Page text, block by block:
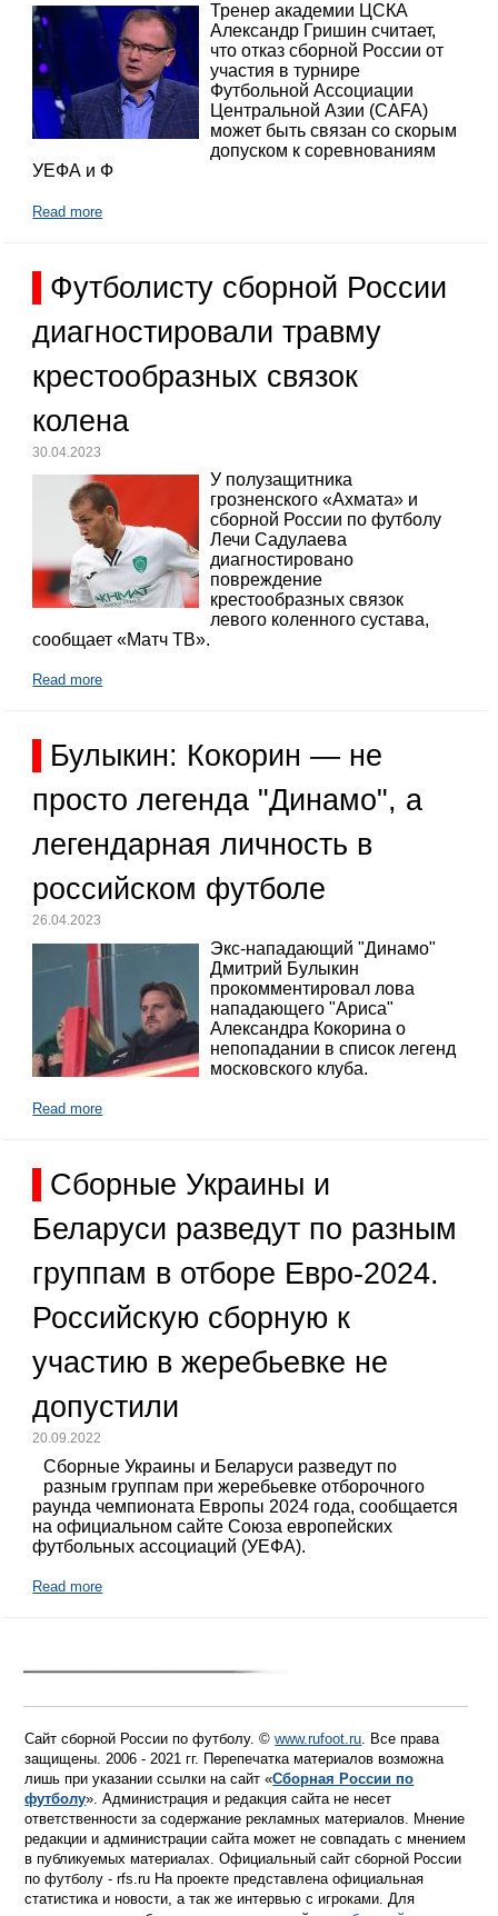
Тренер академии ЦСКА
Александр Гришин считает,
что отказ сборной России от
участия в турнире
Футбольной Ассоциации
Центральной Азии (CAFA)
может быть связан со скорым
допуском к соревнованиям
УЕФА и Ф
Read more
Футболисту сборной России
диагностировали травму
крестообразных связок
колена
30.04.2023
У полузащитника
грозненского «Ахмата» и
сборной России по футболу
Лечи Садулаева
диагностировано
повреждение
крестообразных связок
левого коленного сустава,
сообщает «Матч ТВ».
Read more
Булыкин: Кокорин — не
просто легенда "Динамо", а
легендарная личность в
российском футболе
26.04.2023
Экс-нападающий "Динамо"
Дмитрий Булыкин
прокомментировал лова
нападающего "Ариса"
Александра Кокорина о
непопадании в список легенд
московского клуба.
Read more
Сборные Украины и
Беларуси разведут по разным
группам в отборе Евро-2024.
Российскую сборную к
участию в жеребьевке не
допустили
20.09.2022
Сборные Украины и Беларуси разведут по
разным группам при жеребьевке отборочного
раунда чемпионата Европы 2024 года, сообщается
на официальном сайте Союза европейских
футбольных ассоциаций (УЕФА).
Read more
Сайт сборной России по футболу. ©www.rufoot.ru. Все права
защищены. 2006 - 2021 гг. Перепечатка материалов возможна
лишь при указании ссылки на сайт «Сборная России по
футболу». Администрация и редакция сайта не несет
ответственности за содержание рекламных материалов. Мнение
редакции и администрации сайта может не совпадать с мнением
в публикуемых материалах. Официальный сайт сборной России
по футболу - rfs.ru На проекте представлена официальная
статистика и новости, а так же интервью с игроками. Для